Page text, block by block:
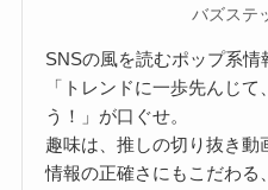
バズステ
SNSの風を読むポップ系情
「トレンドに一歩先んじ
う！」が口ぐせ。
趣味は、推しの切り抜き動
情報の正確さにもこだわる